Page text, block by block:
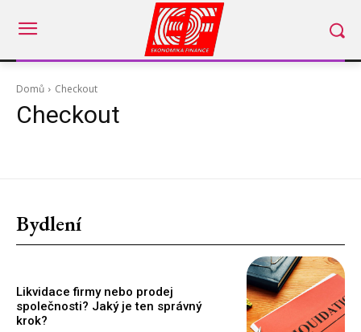
Domů Checkout
Checkout
Bydlení
Likvidace firmy nebo prodej
společnosti? Jaký je ten správný
krok?